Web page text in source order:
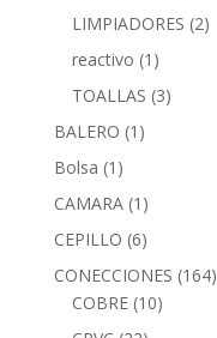
LIMPIADORES (2)
reactivo (1)
TOALLAS (3)
BALERO (1)
Bolsa (1)
CAMARA (1)
CEPILLO (6)
CONECCIONES (164)
COBRE (10)